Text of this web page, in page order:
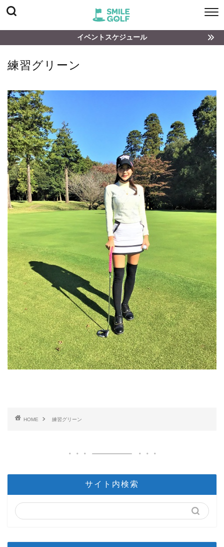
イベントスケジュール
練習グリーン
HOME 練習グリーン
サイト内検索